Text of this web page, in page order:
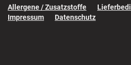
Allergene / Zusatzstoffe
Impressum
Datenschutz